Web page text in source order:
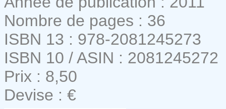
Nombre de pages : 36
ISBN 13 : 978-2081245273
ISBN 10 / ASIN : 2081245272
Prix : 8,50
Devise : €